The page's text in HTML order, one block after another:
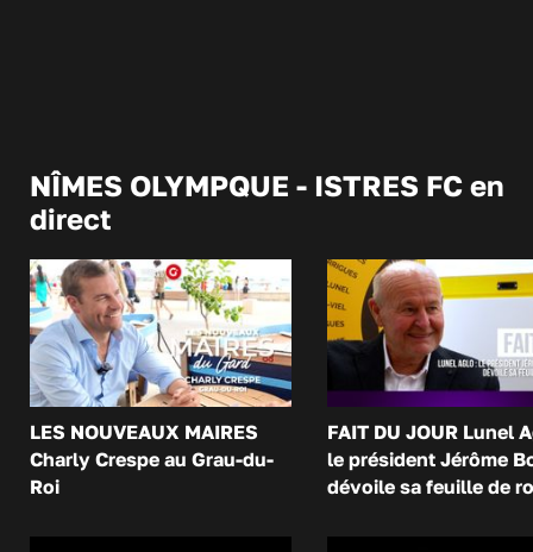
NÎMES OLYMPQUE - ISTRES FC en
direct
LES NOUVEAUX MAIRES
Charly Crespe au Grau-du-
Roi
FAIT DU JOUR Lunel
le président Jérôme
dévoile sa feuille de